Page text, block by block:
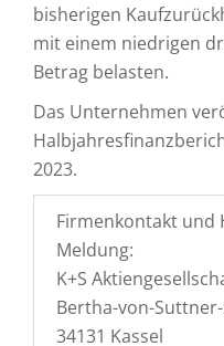
bisherigen
mit einem niedrigen
Betrag belasten.
Das Unternehmen
2023.
Firmenkontakt und
Meldung:
K+S
Bertha-von-
34131 Kassel